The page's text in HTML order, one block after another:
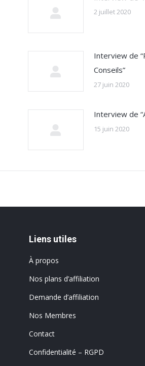
2 juillet 2020
Interview de
Conseils”
27 juin 2020
Interview de
15 juin 2020
Liens utiles
À propos
Nos plans d’affiliation
Demande d’affiliation
Nos Membres
Contact
Confidentialité – RGPD